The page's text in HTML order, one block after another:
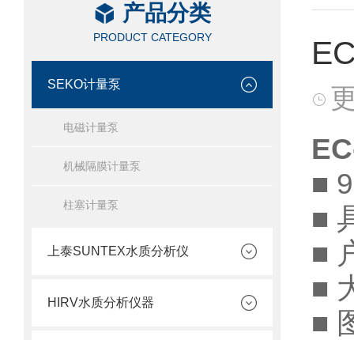
产品分类
PRODUCT CATEGORY
SEKO计量泵
电磁计量泵
机械隔膜计量泵
柱塞计量泵
上泰SUNTEX水质分析仪
HIRV水质分析仪器
/
■
■
■
■
■